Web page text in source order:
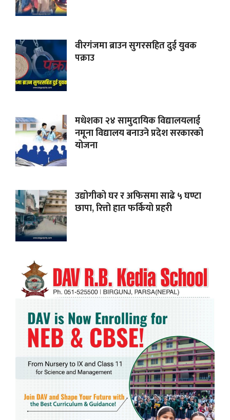
वीरगंजमा ब्राउन सुगरसहित दुई युवक
पक्राउ
मधेशका २४ सामुदायिक विद्यालयलाई
नमूना विद्यालय बनाउने प्रदेश सरकारको
योजना
उद्योगीको घर र अफिसमा साढे ५ घण्टा
छापा, रित्तो हात फर्कियो प्रहरी